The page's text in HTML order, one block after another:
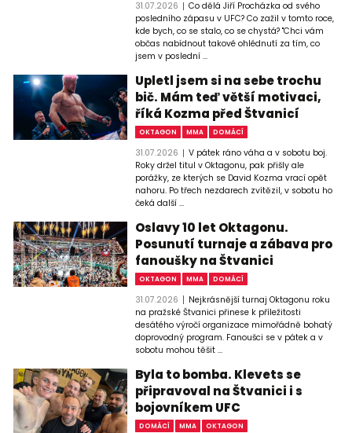
31.07.2026
Co dělá Jiří Procházka od svého
posledního zápasu v UFC? Co zažil v tomto roce,
kde bych, co se stalo, co se chystá? "Chci vám
občas nabídnout takové ohlédnutí za tím, co
jsem v poslední ...
Upletl jsem si na sebe trochu
bič. Mám teď větší motivaci,
říká Kozma před Štvanicí
OKTAGON MMA DOMÁCÍ
31.07.2026
V pátek ráno váha a v sobotu boj.
Roky držel titul v Oktagonu, pak přišly ale
porážky, ze kterých se David Kozma vrací opět
nahoru. Po třech nezdarech zvítězil, v sobotu ho
čeká další ...
Oslavy 10 let Oktagonu.
Posunutí turnaje a zábava pro
fanoušky na Štvanici
OKTAGON MMA DOMÁCÍ
31.07.2026
Nejkrásnější turnaj Oktagonu roku
na pražské Štvanici přinese k příležitosti
desátého výročí organizace mimořádně bohatý
doprovodný program. Fanoušci se v pátek a v
sobotu mohou těšit ...
Byla to bomba. Klevets se
připravoval na Štvanici i s
bojovníkem UFC
DOMÁCÍ MMA OKTAGON